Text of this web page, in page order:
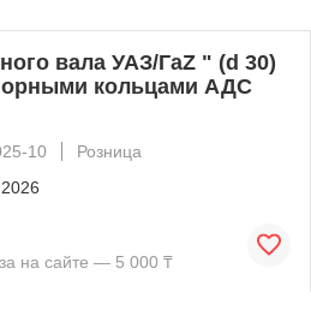
вала УАЗ/ГаZ " (d 30)
кольцами АДС
10
Розница
на сайте — 5 000 ₸